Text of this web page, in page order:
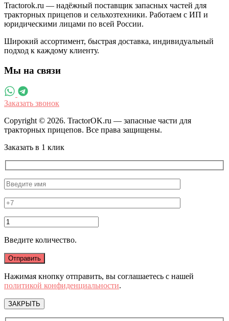
Tractorok.ru — надёжный поставщик запасных частей для
тракторных прицепов и сельхозтехники. Работаем с ИП и
юридическими лицами по всей России.
Широкий ассортимент, быстрая доставка, индивидуальный
подход к каждому клиенту.
Мы на связи
Заказать звонок
Copyright © 2026. TractorOK.ru — запасные части для
тракторных прицепов. Все права защищены.
Заказать в 1 клик
Введите количество.
Нажимая кнопку отправить, вы соглашаетесь с нашей
политикой конфиденциальности.
ЗАКРЫТЬ